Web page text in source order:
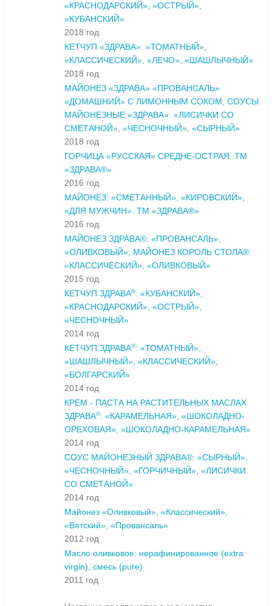
«КРАСНОДАРСКИЙ», «ОСТРЫЙ»,
«КУБАНСКИЙ»
2018 год
КЕТЧУП «ЗДРАВА»: «ТОМАТНЫЙ»,
«КЛАССИЧЕСКИЙ», «ЛЕЧО», «ШАШЛЫЧНЫЙ»
2018 год
МАЙОНЕЗ «ЗДРАВА» «ПРОВАНСАЛЬ»
«ДОМАШНИЙ» С ЛИМОННЫМ СОКОМ, СОУСЫ
МАЙОНЕЗНЫЕ «ЗДРАВА»: «ЛИСИЧКИ СО
СМЕТАНОЙ», «ЧЕСНОЧНЫЙ», «СЫРНЫЙ»
2018 год
ГОРЧИЦА «РУССКАЯ» СРЕДНЕ-ОСТРАЯ. ТМ
«ЗДРАВА®»
2016 год
МАЙОНЕЗ: «СМЕТАННЫЙ», «КИРОВСКИЙ»,
«ДЛЯ МУЖЧИН». ТМ «ЗДРАВА®»
2016 год
МАЙОНЕЗ ЗДРАВА®: «ПРОВАНСАЛЬ»,
«ОЛИВКОВЫЙ»; МАЙОНЕЗ КОРОЛЬ СТОЛА®:
«КЛАССИЧЕСКИЙ», «ОЛИВКОВЫЙ»
2015 год
КЕТЧУП ЗДРАВА®: «КУБАНСКИЙ»,
«КРАСНОДАРСКИЙ», «ОСТРЫЙ»,
«ЧЕСНОЧНЫЙ»
2014 год
КЕТЧУП ЗДРАВА®: «ТОМАТНЫЙ»,
«ШАШЛЫЧНЫЙ», «КЛАССИЧЕСКИЙ»,
«БОЛГАРСКИЙ»
2014 год
КРЕМ - ПАСТА НА РАСТИТЕЛЬНЫХ МАСЛАХ
ЗДРАВА®: «КАРАМЕЛЬНАЯ», «ШОКОЛАДНО-
ОРЕХОВАЯ», «ШОКОЛАДНО-КАРАМЕЛЬНАЯ»
2014 год
СОУС МАЙОНЕЗНЫЙ ЗДРАВА®: «СЫРНЫЙ»,
«ЧЕСНОЧНЫЙ», «ГОРЧИЧНЫЙ», «ЛИСИЧКИ
СО СМЕТАНОЙ»
2014 год
Майонез «Оливковый», «Классический»,
«Вятский», «Провансаль»
2012 год
Масло оливковое: нерафинированное (extra
virgin), смесь (pure)
2011 год